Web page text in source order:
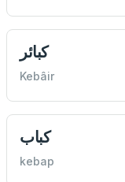
كبائر
Kebâir
كباب
kebap